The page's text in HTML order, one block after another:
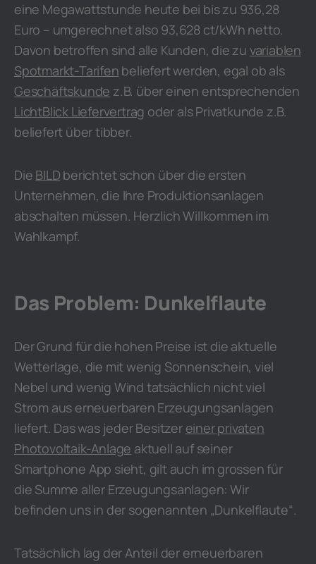
eine Megawattstunde heute bei bis zu 936,28
Euro – umgerechnet also 93,628 ct/kWh netto.
Davon betroffen sind alle Kunden, die zu variablen
Spotmarkt-Tarifen beliefert werden, egal ob als
Geschäftskunde z.B. über einen entsprechenden
LichtBlick Liefervertrag oder als Privatkunde z.B.
beliefert über tibber.
Die BILD berichtet schon über die ersten
Unternehmen, die Ihre Produktionsanlagen
abschalten müssen. Herzlich Willkommen im
Wahlkampf.
Das Problem: Dunkelflaute
Der Grund für die hohen Preise ist die aktuelle
Wetterlage, die mit wenig Sonnenschein, viel
Nebel und wenig Wind tatsächlich nicht viel
Strom aus erneuerbaren Erzeugungsanlagen
liefert. Das was jeder Besitzer einer privaten
Photovoltaik-Anlage aktuell auf seiner
Smartphone App sieht, gilt auch im grossen für
die Summe aller Erzeugungsanlagen: Wir
befinden uns in der sogenannten „Dunkelflaute“.
Tatsächlich lag der Anteil der erneuerbaren